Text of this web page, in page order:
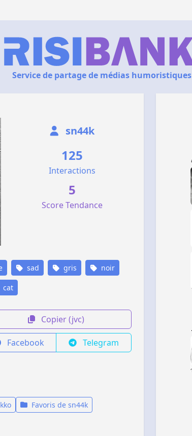
Service de partage de médias humoristiques
sn44k
125
Interactions
5
Score Tendance
sad gris noir
cat
Copier (jvc)
Facebook Telegram
Favoris de sn44k